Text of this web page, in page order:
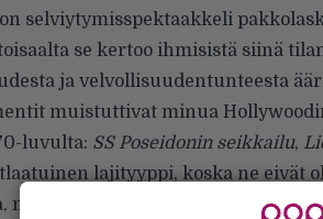
on selviytymisspektaakkeli
se kertoo ihmisistä siinä
ja velvollisuudentunteesta
muistuttivat minua
luvulta: SS Poseidonin seikkailu,
lajityyppi, koska ne eivät
ne rakensivat hahmogalleriaansa ja